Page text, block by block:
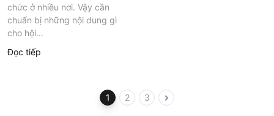
chức ở nhiều nơi. Vậy cần
chuẩn bị những nội dung gì
cho hội...
Đọc tiếp
1 2 3